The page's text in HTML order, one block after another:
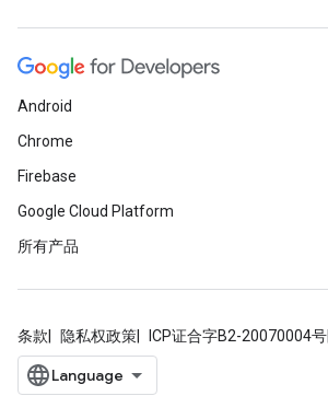
Android
Chrome
Firebase
Google Cloud Platform
所有产品
条款 隐私权政策 ICP证合字B2-20070004号